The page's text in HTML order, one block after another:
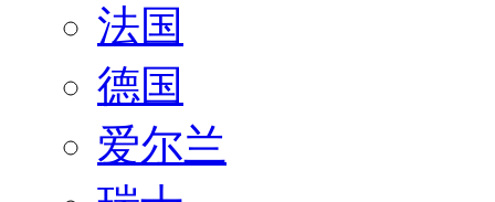
法国
德国
爱尔兰